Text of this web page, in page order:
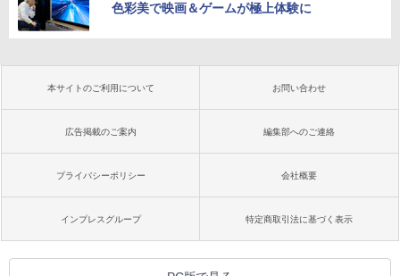
色彩美で映画＆ゲームが極上体験に
本サイトのご利用について お問い合わせ
広告掲載のご案内 編集部へのご連絡
プライバシーポリシー 会社概要
インプレスグループ 特定商取引法に基づく表示